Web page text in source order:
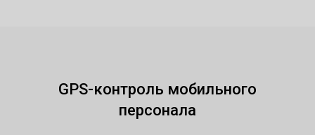
GPS-контроль мобильного
персонала